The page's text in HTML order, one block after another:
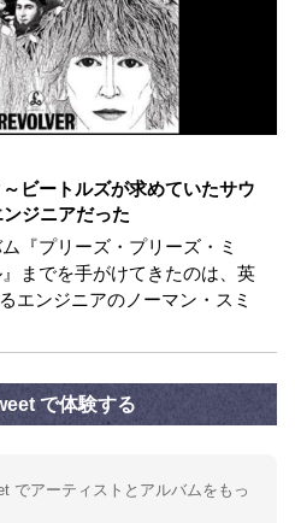
ビートルズが求めていたサウ
ジニアだった
『プリーズ・プリーズ・ミ
までを手がけてきたのは、英
エンジニアのノーマン・スミ
で体験する
でアーティストとアルバムをもっ